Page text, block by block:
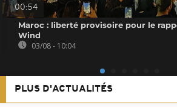
00:54
Maroc : liberté provisoire pour le
Wind
03/08 - 10:04
PLUS D'ACTUALITÉS